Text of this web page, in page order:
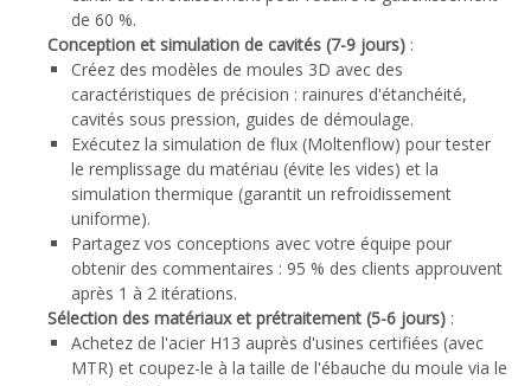
de 60 %.
Conception et simulation de cavités (7-9 jours) :
Créez des modèles de moules 3D avec des
caractéristiques de précision : rainures d'étanchéité,
cavités sous pression, guides de démoulage.
Exécutez la simulation de flux (Moltenflow) pour tester
le remplissage du matériau (évite les vides) et la
simulation thermique (garantit un refroidissement
uniforme).
Partagez vos conceptions avec votre équipe pour
obtenir des commentaires : 95 % des clients approuvent
après 1 à 2 itérations.
Sélection des matériaux et prétraitement (5-6 jours) :
Achetez de l'acier H13 auprès d'usines certifiées (avec
MTR) et coupez-le à la taille de l'ébauche du moule via le